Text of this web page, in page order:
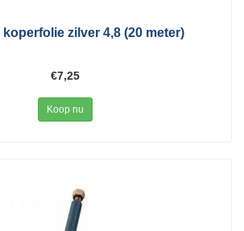
koperfolie zilver 4,8 (20 meter)
€7,25
Koop nu